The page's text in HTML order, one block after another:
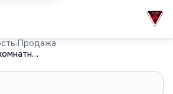
›Продажа
Продажа 2-х и 3-х комнатных квартир